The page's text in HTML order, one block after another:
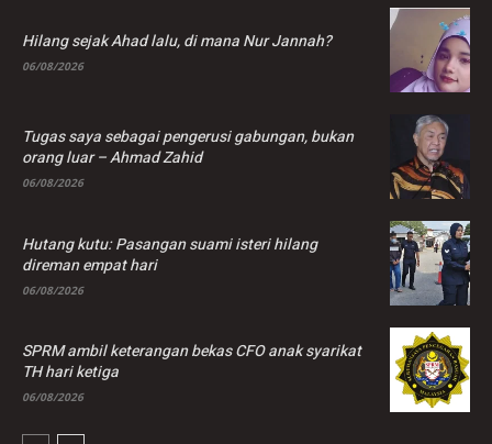
Hilang sejak Ahad lalu, di mana Nur Jannah?
06/08/2026
Tugas saya sebagai pengerusi gabungan, bukan
orang luar – Ahmad Zahid
06/08/2026
Hutang kutu: Pasangan suami isteri hilang
direman empat hari
06/08/2026
SPRM ambil keterangan bekas CFO anak syarikat
TH hari ketiga
06/08/2026